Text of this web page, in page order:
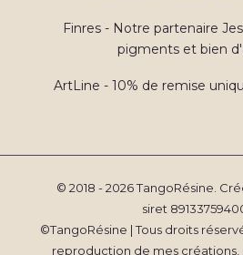
Finres - Notre partenaire
pigments et bien
ArtLine - 10% de remise
© 2018 - 2026 TangoRésine.
siret
©TangoRésine | Tous droits
reproduction de mes créations,